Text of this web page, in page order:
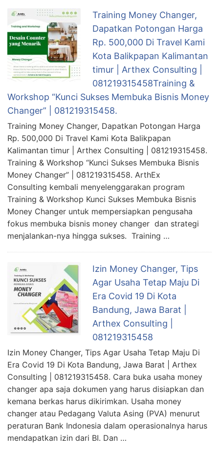
Training Money Changer,
Dapatkan Potongan Harga
Rp. 500,000 Di Travel Kami
Kota Balikpapan Kalimantan
timur | Arthex Consulting |
081219315458Training &
Workshop “Kunci Sukses Membuka Bisnis Money
Changer” | 081219315458.
Training Money Changer, Dapatkan Potongan Harga
Rp. 500,000 Di Travel Kami Kota Balikpapan
Kalimantan timur | Arthex Consulting | 081219315458.
Training & Workshop “Kunci Sukses Membuka Bisnis
Money Changer” | 081219315458. ArthEx
Consulting kembali menyelenggarakan program
Training & Workshop Kunci Sukses Membuka Bisnis
Money Changer untuk mempersiapkan pengusaha
fokus membuka bisnis money changer dan strategi
menjalankan-nya hingga sukses. Training …
Izin Money Changer, Tips
Agar Usaha Tetap Maju Di
Era Covid 19 Di Kota
Bandung, Jawa Barat |
Arthex Consulting |
081219315458
Izin Money Changer, Tips Agar Usaha Tetap Maju Di
Era Covid 19 Di Kota Bandung, Jawa Barat | Arthex
Consulting | 081219315458. Cara buka usaha money
changer apa saja dokumen yang harus disiapkan dan
kemana berkas harus dikirimkan. Usaha money
changer atau Pedagang Valuta Asing (PVA) menurut
peraturan Bank Indonesia dalam operasionalnya harus
mendapatkan izin dari BI. Dan …